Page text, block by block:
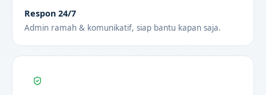
Respon 24/7
Admin ramah & komunikatif, siap bantu kapan saja.